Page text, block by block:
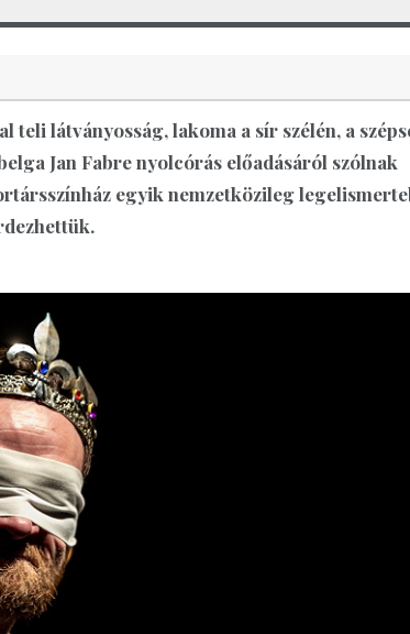
teli látványosság, lakoma a sír szélén, a
Jan Fabre nyolcórás előadásáról szólnak
egyik nemzetközileg